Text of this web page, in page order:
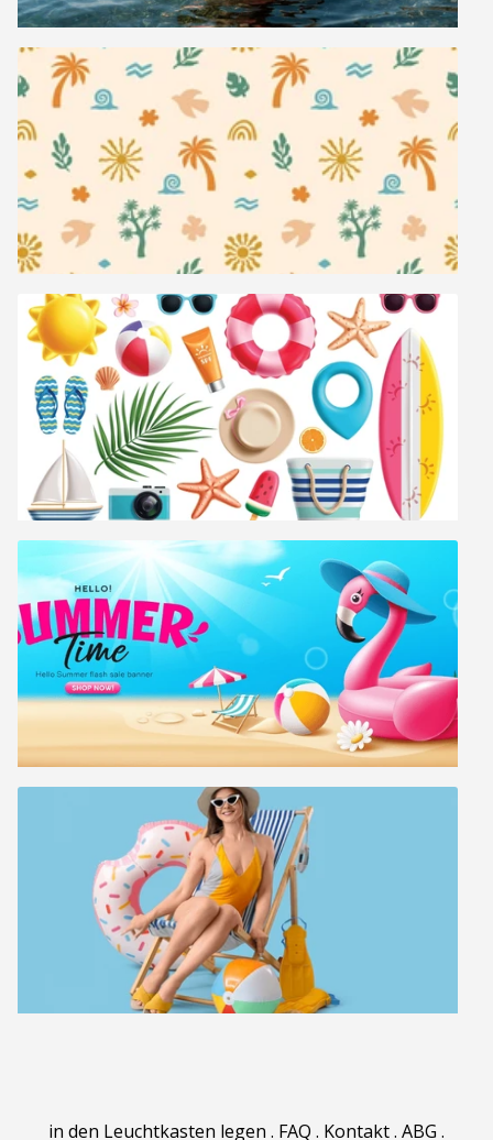
in den Leuchtkasten legen . FAQ . Kontakt. ABG .